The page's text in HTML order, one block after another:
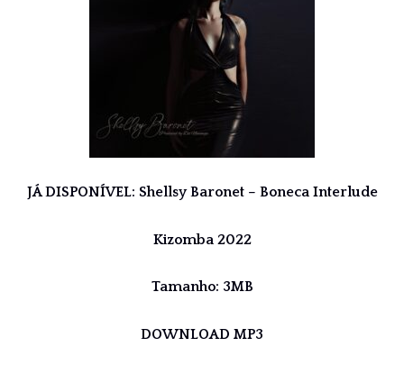
JÁ DISPONÍVEL: Shellsy Baronet – Boneca Interlude
Kizomba 2022
Tamanho: 3MB
DOWNLOAD MP3